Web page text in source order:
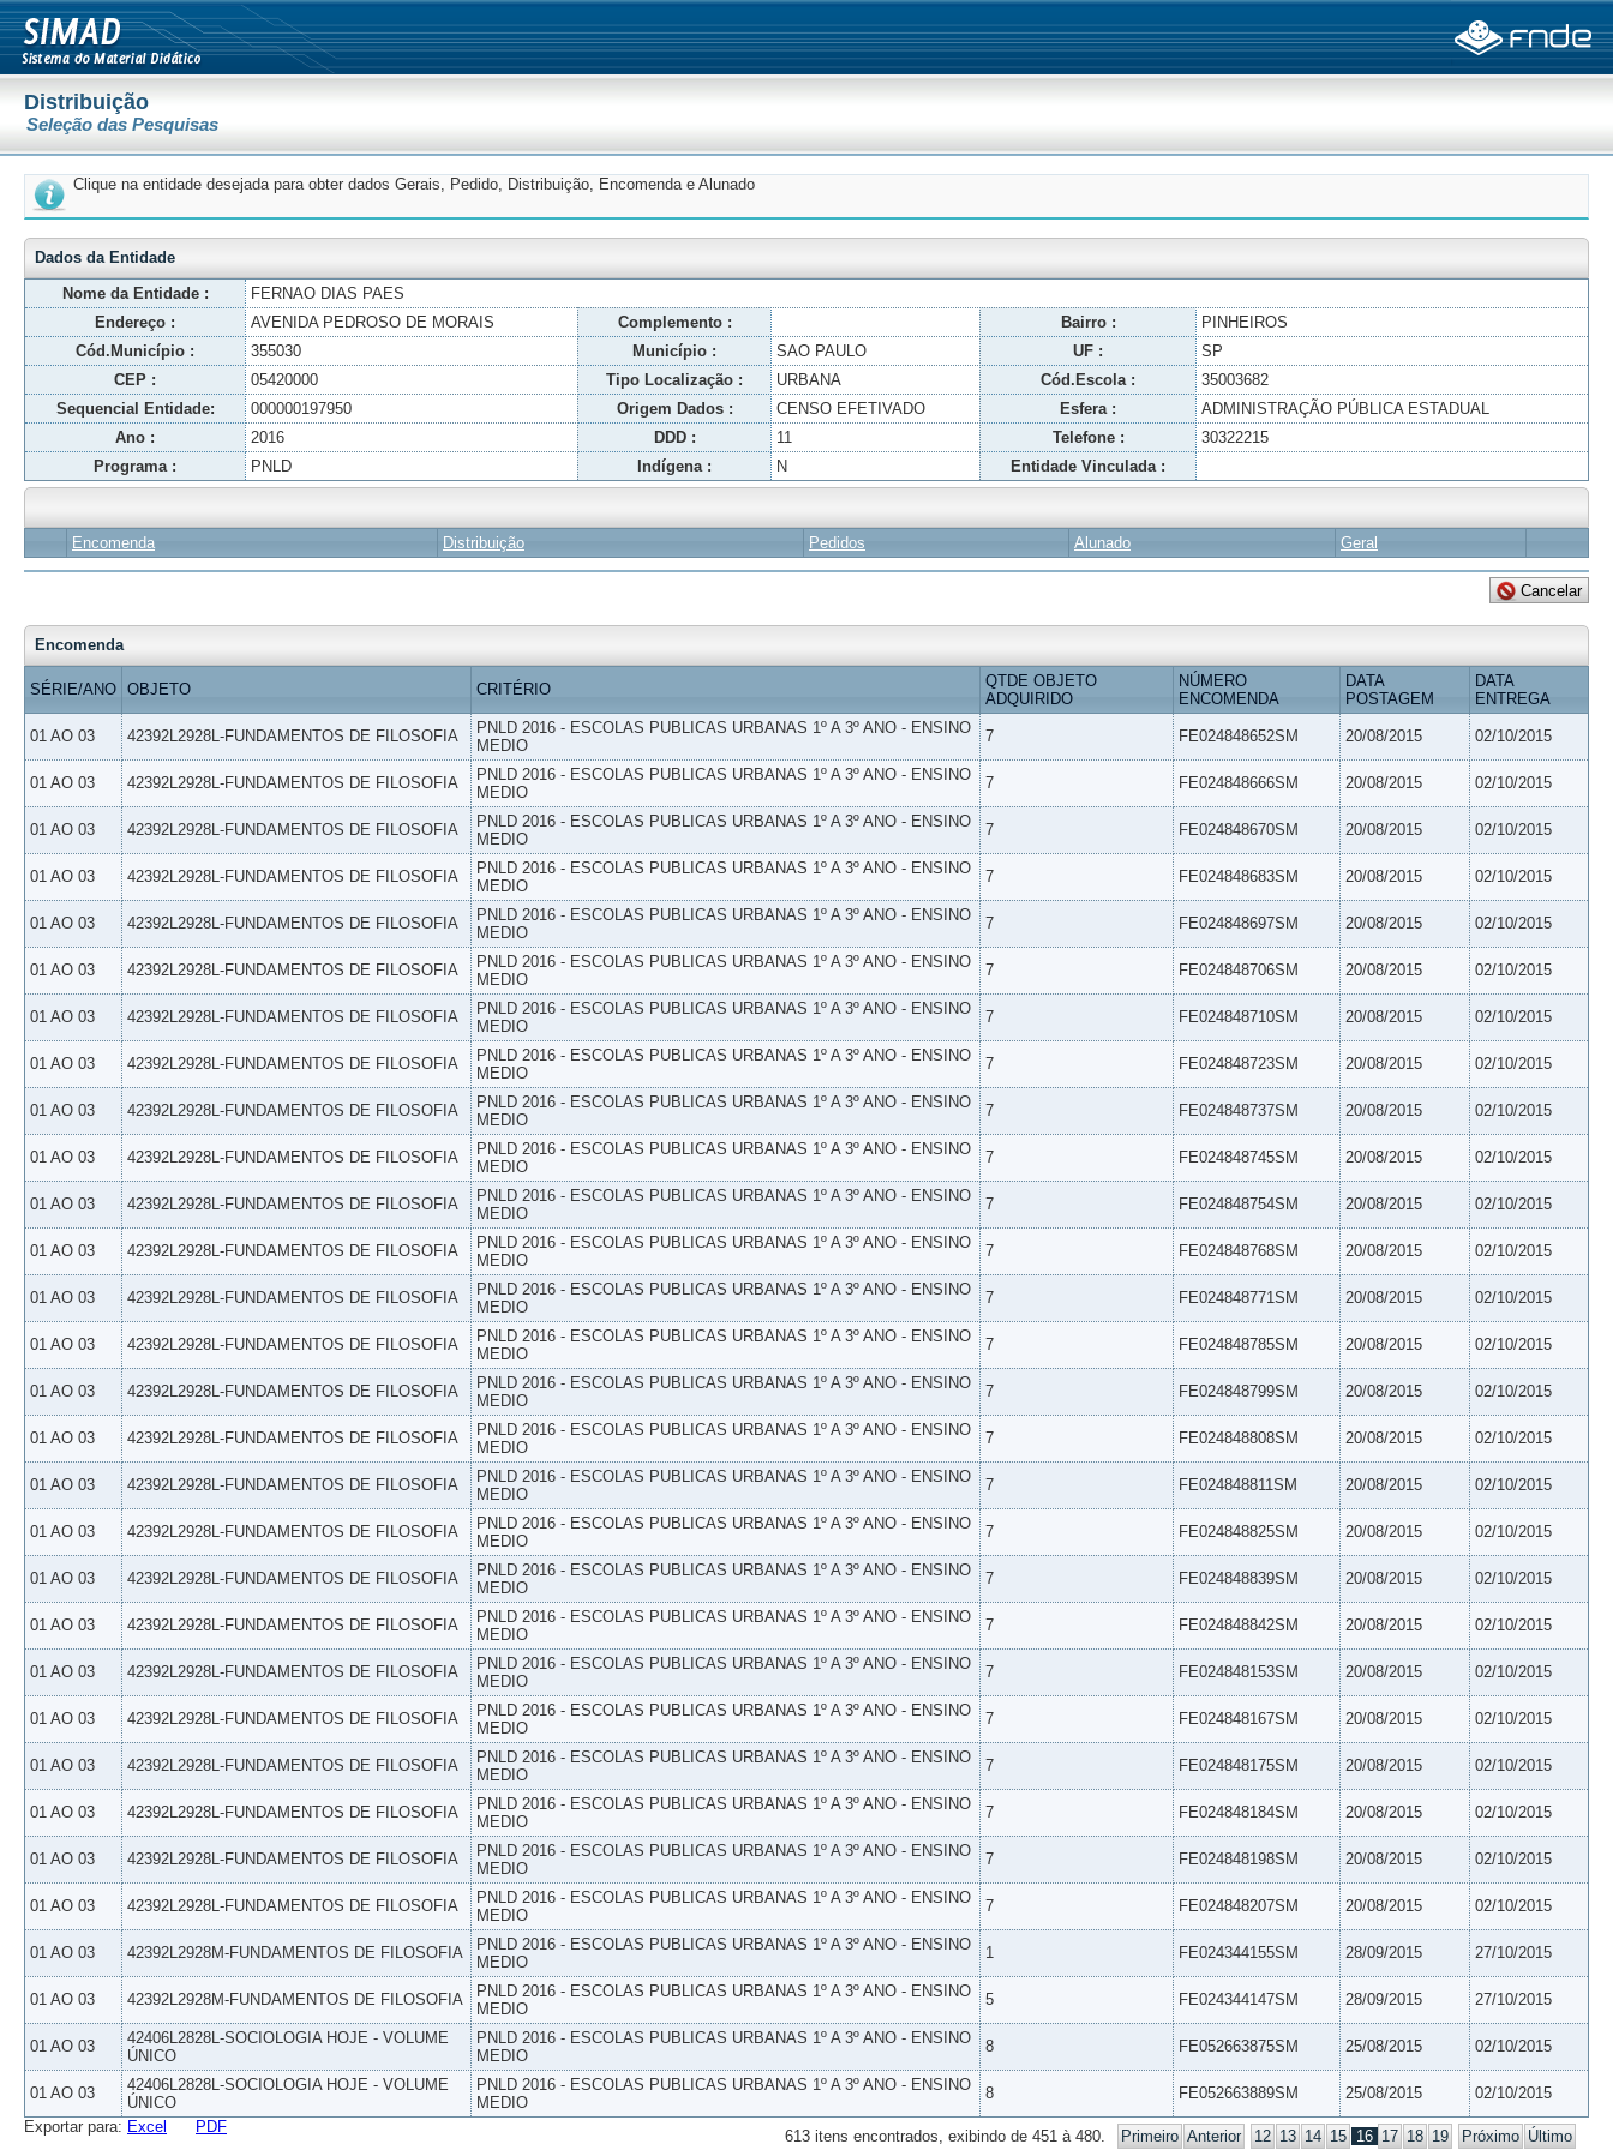
Distribuição
Seleção das Pesquisas
Clique na entidade desejada para obter dados Gerais, Pedido, Distribuição, Encomenda e Alunado
Dados da Entidade
Nome da Entidade :
FERNAO DIAS PAES
Endereço :
AVENIDA PEDROSO DE MORAIS Complemento : Bairro :
PINHEIROS
Cód.Município :
355030 Município : SAO PAULO UF :
SP
CEP :
05420000 Tipo Localização : URBANA Cód.Escola :
35003682
Sequencial Entidade:
000000197950 Origem Dados : CENSO EFETIVADO Esfera :
ADMINISTRAÇÃO PÚBLICA ESTADUAL
Ano :
2016 DDD : 11 Telefone :
30322215
Programa :
PNLD Indígena : N Entidade Vinculada :
Encomenda Distribuição Pedidos Alunado Geral
Encomenda
SÉRIE/ANO OBJETO CRITÉRIO
QTDE OBJETO
ADQUIRIDO
NÚMERO
ENCOMENDA
DATA
POSTAGEM
DATA
ENTREGA
01 AO 03 42392L2928L-FUNDAMENTOS DE FILOSOFIA
PNLD 2016 - ESCOLAS PUBLICAS URBANAS 1º A 3º ANO - ENSINO
MEDIO
7 FE024848652SM 20/08/2015 02/10/2015
01 AO 03 42392L2928L-FUNDAMENTOS DE FILOSOFIA
PNLD 2016 - ESCOLAS PUBLICAS URBANAS 1º A 3º ANO - ENSINO
MEDIO
7 FE024848666SM 20/08/2015 02/10/2015
01 AO 03 42392L2928L-FUNDAMENTOS DE FILOSOFIA
PNLD 2016 - ESCOLAS PUBLICAS URBANAS 1º A 3º ANO - ENSINO
MEDIO
7 FE024848670SM 20/08/2015 02/10/2015
01 AO 03 42392L2928L-FUNDAMENTOS DE FILOSOFIA
PNLD 2016 - ESCOLAS PUBLICAS URBANAS 1º A 3º ANO - ENSINO
MEDIO
7 FE024848683SM 20/08/2015 02/10/2015
01 AO 03 42392L2928L-FUNDAMENTOS DE FILOSOFIA
PNLD 2016 - ESCOLAS PUBLICAS URBANAS 1º A 3º ANO - ENSINO
MEDIO
7 FE024848697SM 20/08/2015 02/10/2015
01 AO 03 42392L2928L-FUNDAMENTOS DE FILOSOFIA
PNLD 2016 - ESCOLAS PUBLICAS URBANAS 1º A 3º ANO - ENSINO
MEDIO
7 FE024848706SM 20/08/2015 02/10/2015
01 AO 03 42392L2928L-FUNDAMENTOS DE FILOSOFIA
PNLD 2016 - ESCOLAS PUBLICAS URBANAS 1º A 3º ANO - ENSINO
MEDIO
7 FE024848710SM 20/08/2015 02/10/2015
01 AO 03 42392L2928L-FUNDAMENTOS DE FILOSOFIA
PNLD 2016 - ESCOLAS PUBLICAS URBANAS 1º A 3º ANO - ENSINO
MEDIO
7 FE024848723SM 20/08/2015 02/10/2015
01 AO 03 42392L2928L-FUNDAMENTOS DE FILOSOFIA
PNLD 2016 - ESCOLAS PUBLICAS URBANAS 1º A 3º ANO - ENSINO
MEDIO
7 FE024848737SM 20/08/2015 02/10/2015
01 AO 03 42392L2928L-FUNDAMENTOS DE FILOSOFIA
PNLD 2016 - ESCOLAS PUBLICAS URBANAS 1º A 3º ANO - ENSINO
MEDIO
7 FE024848745SM 20/08/2015 02/10/2015
01 AO 03 42392L2928L-FUNDAMENTOS DE FILOSOFIA
PNLD 2016 - ESCOLAS PUBLICAS URBANAS 1º A 3º ANO - ENSINO
MEDIO
7 FE024848754SM 20/08/2015 02/10/2015
01 AO 03 42392L2928L-FUNDAMENTOS DE FILOSOFIA
PNLD 2016 - ESCOLAS PUBLICAS URBANAS 1º A 3º ANO - ENSINO
MEDIO
7 FE024848768SM 20/08/2015 02/10/2015
01 AO 03 42392L2928L-FUNDAMENTOS DE FILOSOFIA
PNLD 2016 - ESCOLAS PUBLICAS URBANAS 1º A 3º ANO - ENSINO
MEDIO
7 FE024848771SM 20/08/2015 02/10/2015
01 AO 03 42392L2928L-FUNDAMENTOS DE FILOSOFIA
PNLD 2016 - ESCOLAS PUBLICAS URBANAS 1º A 3º ANO - ENSINO
MEDIO
7 FE024848785SM 20/08/2015 02/10/2015
01 AO 03 42392L2928L-FUNDAMENTOS DE FILOSOFIA
PNLD 2016 - ESCOLAS PUBLICAS URBANAS 1º A 3º ANO - ENSINO
MEDIO
7 FE024848799SM 20/08/2015 02/10/2015
01 AO 03 42392L2928L-FUNDAMENTOS DE FILOSOFIA
PNLD 2016 - ESCOLAS PUBLICAS URBANAS 1º A 3º ANO - ENSINO
MEDIO
7 FE024848808SM 20/08/2015 02/10/2015
01 AO 03 42392L2928L-FUNDAMENTOS DE FILOSOFIA
PNLD 2016 - ESCOLAS PUBLICAS URBANAS 1º A 3º ANO - ENSINO
MEDIO
7 FE024848811SM 20/08/2015 02/10/2015
01 AO 03 42392L2928L-FUNDAMENTOS DE FILOSOFIA
PNLD 2016 - ESCOLAS PUBLICAS URBANAS 1º A 3º ANO - ENSINO
MEDIO
7 FE024848825SM 20/08/2015 02/10/2015
01 AO 03 42392L2928L-FUNDAMENTOS DE FILOSOFIA
PNLD 2016 - ESCOLAS PUBLICAS URBANAS 1º A 3º ANO - ENSINO
MEDIO
7 FE024848839SM 20/08/2015 02/10/2015
01 AO 03 42392L2928L-FUNDAMENTOS DE FILOSOFIA
PNLD 2016 - ESCOLAS PUBLICAS URBANAS 1º A 3º ANO - ENSINO
MEDIO
7 FE024848842SM 20/08/2015 02/10/2015
01 AO 03 42392L2928L-FUNDAMENTOS DE FILOSOFIA
PNLD 2016 - ESCOLAS PUBLICAS URBANAS 1º A 3º ANO - ENSINO
MEDIO
7 FE024848153SM 20/08/2015 02/10/2015
01 AO 03 42392L2928L-FUNDAMENTOS DE FILOSOFIA
PNLD 2016 - ESCOLAS PUBLICAS URBANAS 1º A 3º ANO - ENSINO
MEDIO
7 FE024848167SM 20/08/2015 02/10/2015
01 AO 03 42392L2928L-FUNDAMENTOS DE FILOSOFIA
PNLD 2016 - ESCOLAS PUBLICAS URBANAS 1º A 3º ANO - ENSINO
MEDIO
7 FE024848175SM 20/08/2015 02/10/2015
01 AO 03 42392L2928L-FUNDAMENTOS DE FILOSOFIA
PNLD 2016 - ESCOLAS PUBLICAS URBANAS 1º A 3º ANO - ENSINO
MEDIO
7 FE024848184SM 20/08/2015 02/10/2015
01 AO 03 42392L2928L-FUNDAMENTOS DE FILOSOFIA
PNLD 2016 - ESCOLAS PUBLICAS URBANAS 1º A 3º ANO - ENSINO
MEDIO
7 FE024848198SM 20/08/2015 02/10/2015
01 AO 03 42392L2928L-FUNDAMENTOS DE FILOSOFIA
PNLD 2016 - ESCOLAS PUBLICAS URBANAS 1º A 3º ANO - ENSINO
MEDIO
7 FE024848207SM 20/08/2015 02/10/2015
01 AO 03 42392L2928M-FUNDAMENTOS DE FILOSOFIA
PNLD 2016 - ESCOLAS PUBLICAS URBANAS 1º A 3º ANO - ENSINO
MEDIO
1 FE024344155SM 28/09/2015 27/10/2015
01 AO 03 42392L2928M-FUNDAMENTOS DE FILOSOFIA
PNLD 2016 - ESCOLAS PUBLICAS URBANAS 1º A 3º ANO - ENSINO
MEDIO
5 FE024344147SM 28/09/2015 27/10/2015
01 AO 03
42406L2828L-SOCIOLOGIA HOJE - VOLUME
ÚNICO
PNLD 2016 - ESCOLAS PUBLICAS URBANAS 1º A 3º ANO - ENSINO
MEDIO
8 FE052663875SM 25/08/2015 02/10/2015
01 AO 03
42406L2828L-SOCIOLOGIA HOJE - VOLUME
ÚNICO
PNLD 2016 - ESCOLAS PUBLICAS URBANAS 1º A 3º ANO - ENSINO
MEDIO
8 FE052663889SM 25/08/2015 02/10/2015
613 itens encontrados, exibindo de 451 à 480. Primeiro Anterior 12 13 14 15 16 17 18 19 Próximo Último
Exportar para: Excel PDF